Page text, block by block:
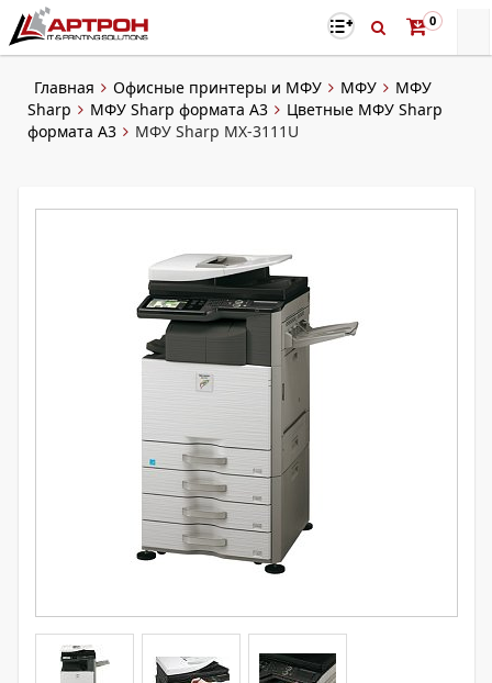
0
Главная Офисные принтеры и МФУ МФУ
МФУ
Sharp
МФУ Sharp формата A3
Цветные МФУ Sharp
формата A3
МФУ Sharp MX-3111U